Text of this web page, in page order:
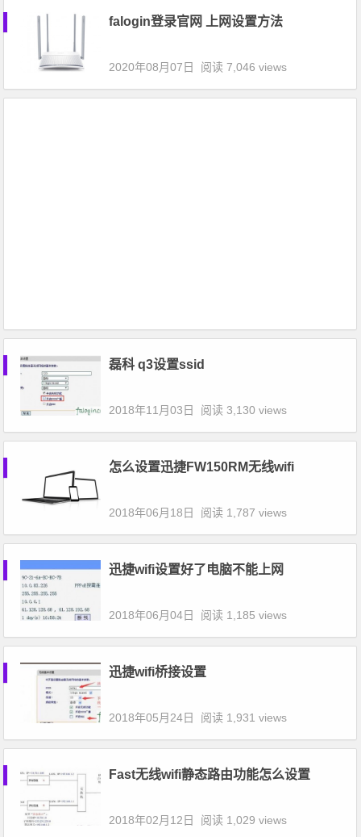
falogin登录官网 上网设置方法
2020年08月07日 阅读 7,046 views
磊科 q3设置ssid
2018年11月03日 阅读 3,130 views
怎么设置迅捷FW150RM无线wifi
2018年06月18日 阅读 1,787 views
迅捷wifi设置好了电脑不能上网
2018年06月04日 阅读 1,185 views
迅捷wifi桥接设置
2018年05月24日 阅读 1,931 views
Fast无线wifi静态路由功能怎么设置
2018年02月12日 阅读 1,029 views